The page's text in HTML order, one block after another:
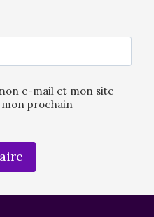
e-mail et mon site
prochain